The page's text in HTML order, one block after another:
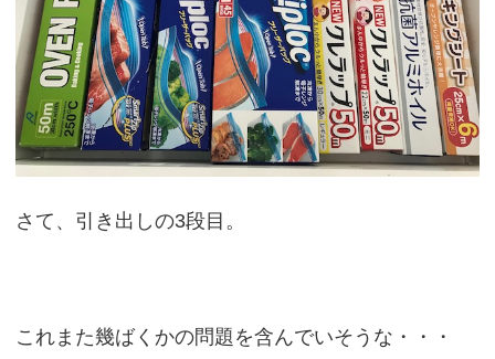
さて、引き出しの3段目。
これまた幾ばくかの問題を含んでいそうな・・・